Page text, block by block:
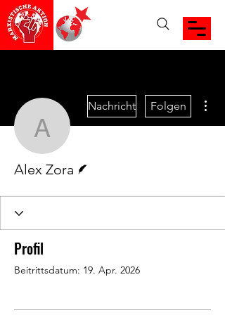
Alex Zora
Nachricht Folgen
Alex Zora
Profil
Beitrittsdatum: 19. Apr. 2026